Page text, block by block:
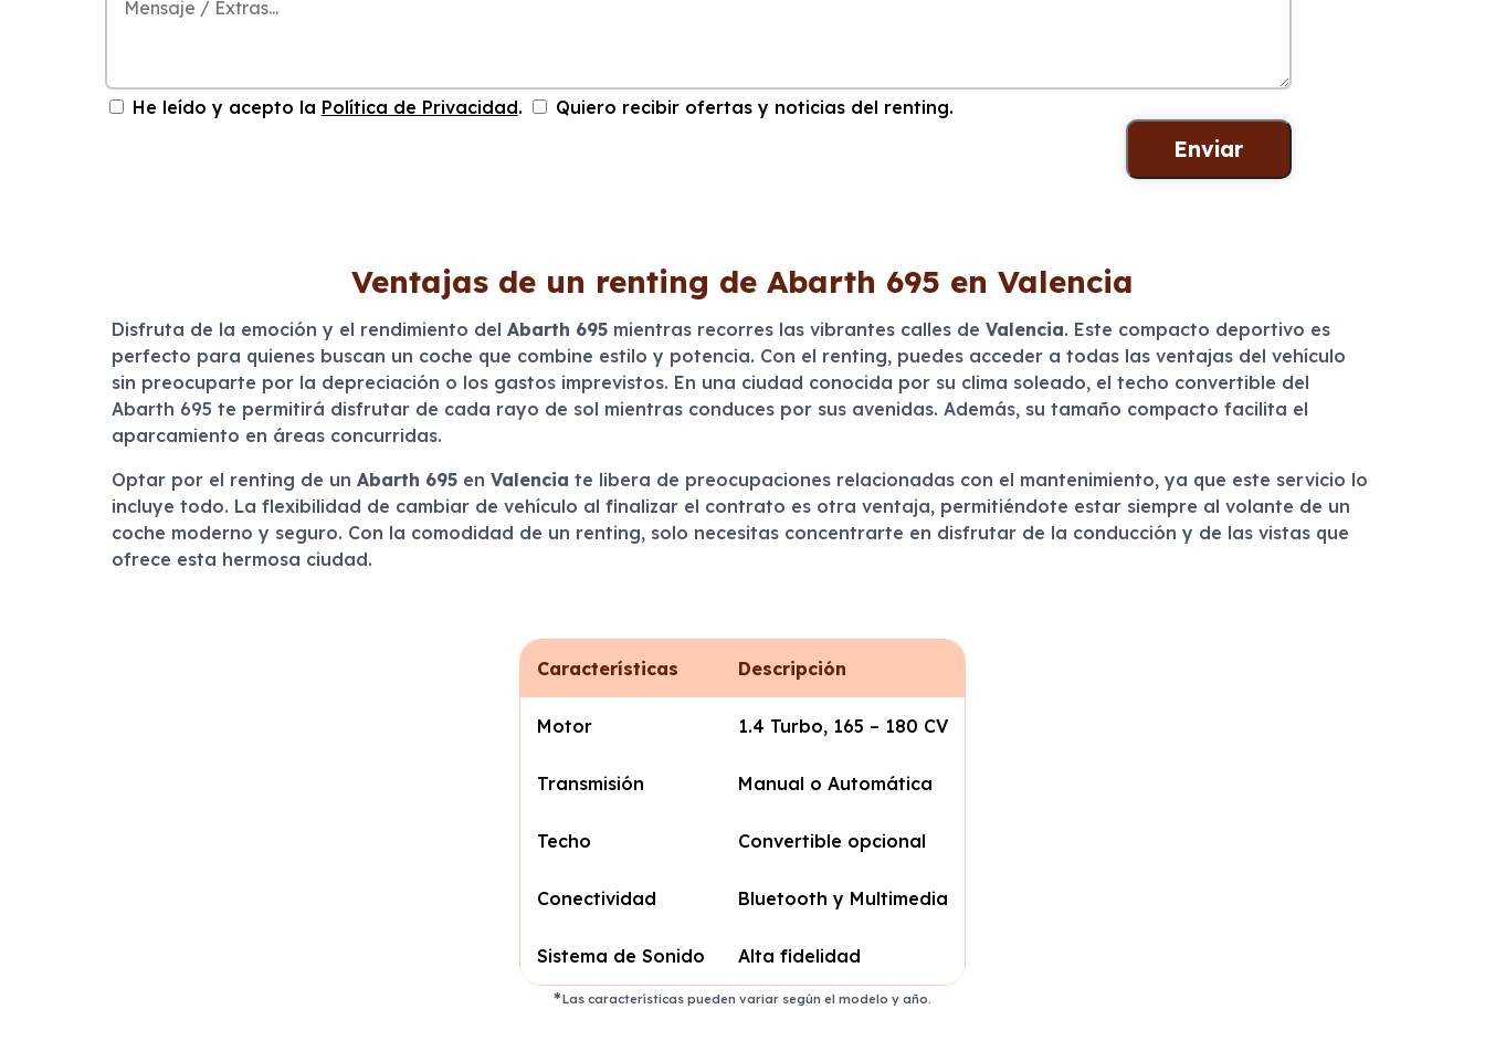
He leído y acepto la Política de Privacidad. Quiero recibir ofertas y noticias del renting.
Ventajas de un renting de Abarth 695 en Valencia
Disfruta de la emoción y el rendimiento del Abarth 695mientras recorres las vibrantes calles de Valencia. Este compacto deportivo es
perfecto para quienes buscan un coche que combine estilo y potencia. Con el renting, puedes acceder a todas las ventajas del vehículo
sin preocuparte por la depreciación o los gastos imprevistos. En una ciudad conocida por su clima soleado, el techo convertible del
Abarth 695 te permitirá disfrutar de cada rayo de sol mientras conduces por sus avenidas. Además, su tamaño compacto facilita el
aparcamiento en áreas concurridas.
Optar por el renting de un Abarth 695en Valencia te libera de preocupaciones relacionadas con el mantenimiento, ya que este servicio lo
incluye todo. La flexibilidad de cambiar de vehículo al finalizar el contrato es otra ventaja, permitiéndote estar siempre al volante de un
coche moderno y seguro. Con la comodidad de un renting, solo necesitas concentrarte en disfrutar de la conducción y de las vistas que
ofrece esta hermosa ciudad.
Características Descripción
Motor 1.4 Turbo, 165 – 180 CV
Transmisión Manual o Automática
Techo Convertible opcional
Conectividad Bluetooth y Multimedia
Sistema de Sonido Alta fidelidad
Las características pueden variar según el modelo y año.